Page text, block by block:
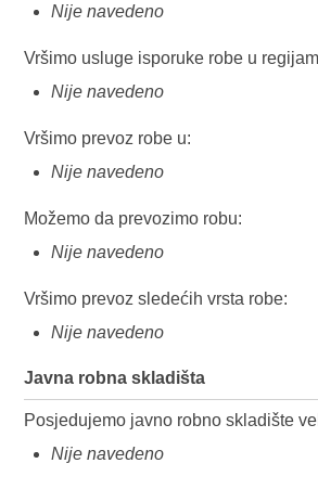
Nije navedeno
Vršimo usluge isporuke robe u
Nije navedeno
Vršimo prevoz robe u:
Nije navedeno
Možemo da prevozimo robu:
Nije navedeno
Vršimo prevoz sledećih vrsta robe:
Nije navedeno
Javna robna skladišta
Posjedujemo javno robno skladište
Nije navedeno